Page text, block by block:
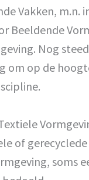
Vakken, m.n.
Beeldende
Nog
om op de
of
soms